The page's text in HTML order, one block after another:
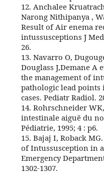
12. Anchalee
Narong Nithipanya ,
Result of Air enema
intussusceptions J
26.
13. Navarro O,
Douglass J,Demane A
the management of
pathologic lead
cases. Pediatr Radiol.
14. Rohrschneider
intestinale aiguë du
Pédiatrie, 1995; 4 : p6.
15. Bajaj I, Roback
of Intussusception in
Emergency
1302-1307.